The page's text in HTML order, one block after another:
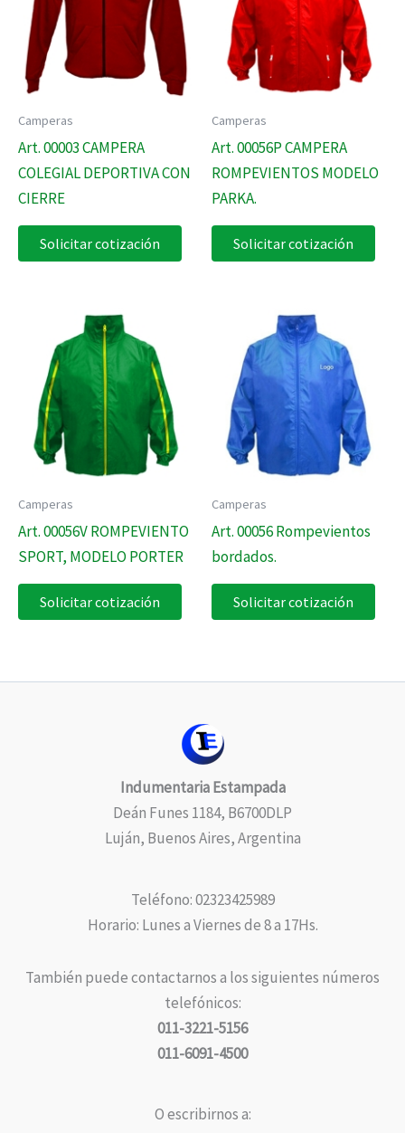
Camperas
Art. 00003 CAMPERA
COLEGIAL DEPORTIVA CON
CIERRE
Solicitar cotización
Camperas
Art. 00056P CAMPERA
ROMPEVIENTOS MODELO
PARKA.
Solicitar cotización
Camperas
Art. 00056V ROMPEVIENTO
SPORT, MODELO PORTER
Solicitar cotización
Camperas
Art. 00056 Rompevientos
bordados.
Solicitar cotización
Indumentaria Estampada
Deán Funes 1184, B6700DLP
Luján, Buenos Aires, Argentina
Teléfono: 02323425989
Horario: Lunes a Viernes de 8 a 17Hs.
También puede contactarnos a los siguientes números
telefónicos:
011-3221-5156
011-6091-4500
O escribirnos a: